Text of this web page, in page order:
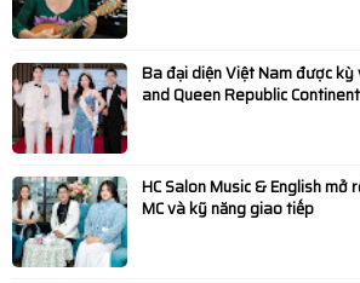
Ba đại diện Việt Nam được
and Queen Republic
HC Salon Music & English mở
MC và kỹ năng giao tiếp